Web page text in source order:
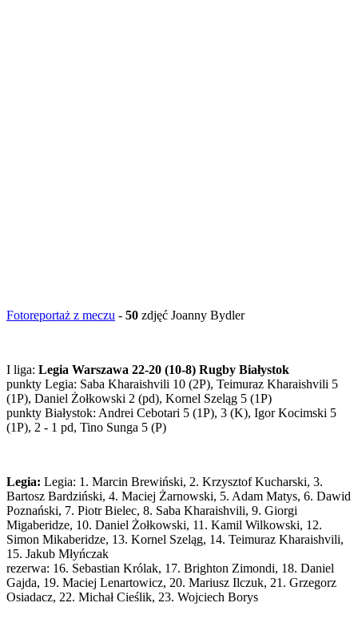
Fotoreportaż z meczu - 50 zdjęć Joanny Bydler
I liga: Legia Warszawa 22-20 (10-8) Rugby Białystok
punkty Legia: Saba Kharaishvili 10 (2P), Teimuraz Kharaishvili 5
(1P), Daniel Żołkowski 2 (pd), Kornel Szeląg 5 (1P)
punkty Białystok: Andrei Cebotari 5 (1P), 3 (K), Igor Kocimski 5
(1P), 2 - 1 pd, Tino Sunga 5 (P)
Legia: Legia: 1. Marcin Brewiński, 2. Krzysztof Kucharski, 3.
Bartosz Bardziński, 4. Maciej Żarnowski, 5. Adam Matys, 6. Dawid
Poznański, 7. Piotr Bielec, 8. Saba Kharaishvili, 9. Giorgi
Migaberidze, 10. Daniel Żołkowski, 11. Kamil Wilkowski, 12.
Simon Mikaberidze, 13. Kornel Szeląg, 14. Teimuraz Kharaishvili,
15. Jakub Młyńczak
rezerwa: 16. Sebastian Królak, 17. Brighton Zimondi, 18. Daniel
Gajda, 19. Maciej Lenartowicz, 20. Mariusz Ilczuk, 21. Grzegorz
Osiadacz, 22. Michał Cieślik, 23. Wojciech Borys